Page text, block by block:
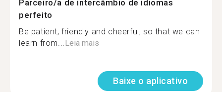
Parceiro/a de intercâmbio de idiomas
perfeito
Be patient, friendly and cheerful, so that we can
learn from... Leia mais
Baixe o aplicativo